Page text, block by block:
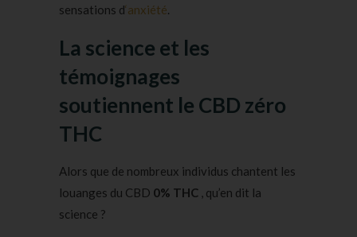
sensations d‘anxiété.
La science et les
témoignages
soutiennent le CBD zéro
THC
Alors que de nombreux individus chantent les
louanges du CBD 0% THC , qu’en dit la
science ?